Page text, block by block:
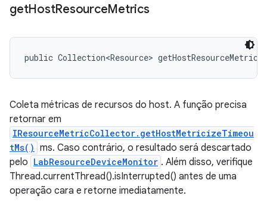
getHostResourceMetrics
public Collection<Resource>
Coleta métricas de recursos do host. A função precisa
retornar em
IResourceMetricCollector.getHostMetricizeTimeou
tMs() ms. Caso contrário, o resultado será descartado
pelo LabResourceDeviceMonitor . Além disso, verifique
Thread.currentThread().isInterrupted() antes de uma
operação cara e retorne imediatamente.